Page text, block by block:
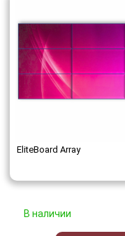
EliteBoard Array
В наличии